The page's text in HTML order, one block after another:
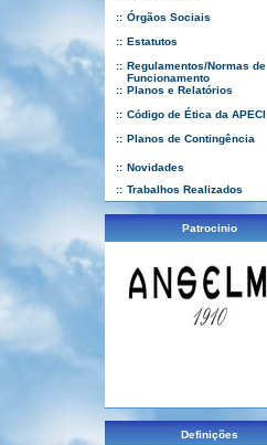
:: Órgãos Sociais
:: Estatutos
:: Regulamentos/Normas de
Funcionamento
:: Planos e Relatórios
:: Código de Ética da APECI
:: Planos de Contingência
:: Novidades
:: Trabalhos Realizados
Patrocinio
Definições